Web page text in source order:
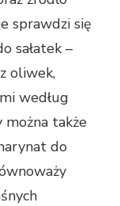
sprawdzi się
sałatek –
oliwek,
według
można także
do